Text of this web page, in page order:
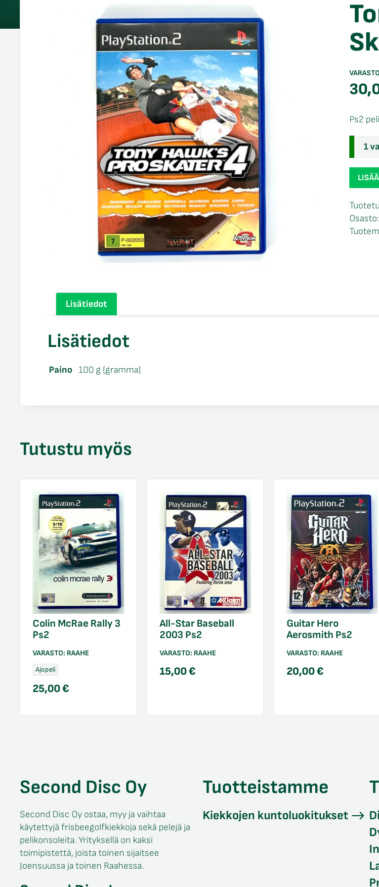
Ps2
1
Tony
Hawk's
Skater
4
CIB
Osasto:
Lisätiedot
Lisätiedot
Paino 100 g (gramma)
Tutustu myös
Colin McRae Rally 3
Ps2
VARASTO: RAAHE
Ajopeli
25,00€
All-Star Baseball
2003 Ps2
VARASTO: RAAHE
15,00€
Guitar Hero
Aerosmith Ps2
VARASTO: RAAHE
20,00€
Second Disc Oy
Second Disc Oy ostaa, myy ja vaihtaa
käytettyjä frisbeegolfkiekkoja sekä pelejä ja
pelikonsoleita. Yrityksellä on kaksi
toimipistettä, joista toinen sijaitsee
Joensuussa ja toinen Raahessa.
Tuotteistamme
Kiekkojen kuntoluokitukset